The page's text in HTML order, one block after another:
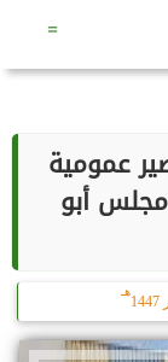
=
عمومية
أبو
هـ